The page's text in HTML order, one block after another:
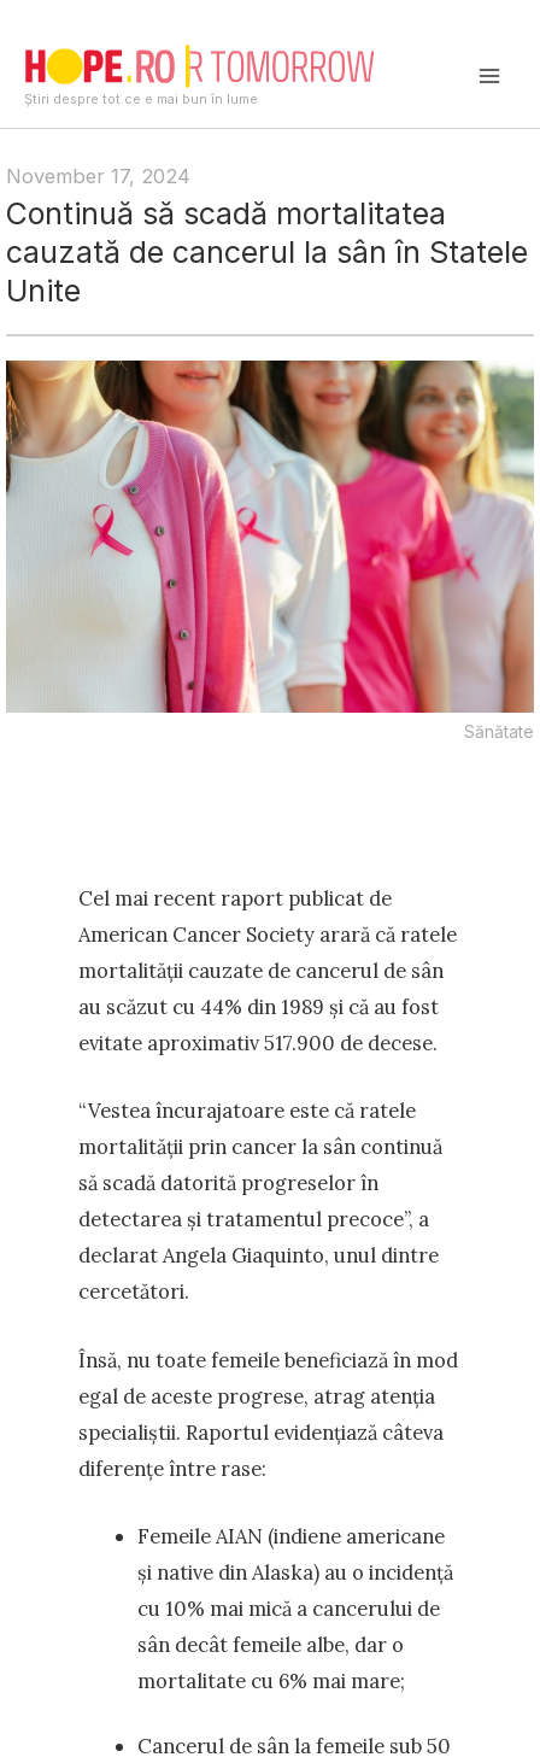
content
Știri despre tot ce e mai bun în lume
November 17, 2024
Continuă să scadă mortalitatea
cauzată de cancerul la sân în Statele
Unite
Sănătate
Cel mai recent raport publicat de
American Cancer Society arară că ratele
mortalității cauzate de cancerul de sân
au scăzut cu 44% din 1989 și că au fost
evitate aproximativ 517.900 de decese.
“Vestea încurajatoare este că ratele
mortalității prin cancer la sân continuă
să scadă datorită progreselor în
detectarea și tratamentul precoce”, a
declarat Angela Giaquinto, unul dintre
cercetători.
Însă, nu toate femeile beneficiază în mod
egal de aceste progrese, atrag atenția
specialiștii. Raportul evidențiază câteva
diferențe între rase:
Femeile AIAN (indiene americane
și native din Alaska) au o incidență
cu 10% mai mică a cancerului de
sân decât femeile albe, dar o
mortalitate cu 6% mai mare;
Cancerul de sân la femeile sub 50